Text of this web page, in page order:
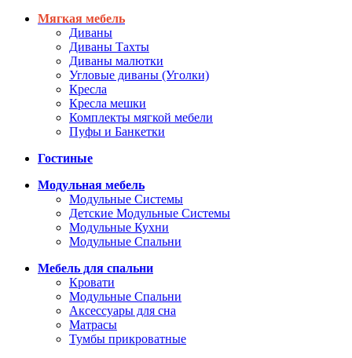
Мягкая мебель
Диваны
Диваны Тахты
Диваны малютки
Угловые диваны (Уголки)
Кресла
Кресла мешки
Комплекты мягкой мебели
Пуфы и Банкетки
Гостиные
Модульная мебель
Модульные Системы
Детские Модульные Системы
Модульные Кухни
Модульные Спальни
Мебель для спальни
Кровати
Модульные Спальни
Аксессуары для сна
Матрасы
Тумбы прикроватные